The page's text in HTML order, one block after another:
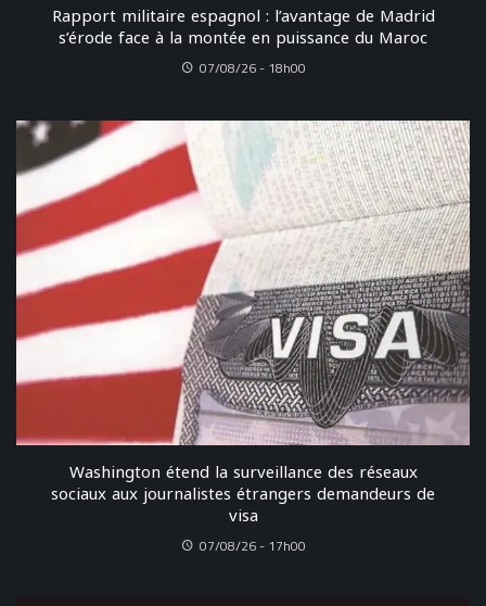
Rapport militaire espagnol : l’avantage de Madrid
s’érode face à la montée en puissance du Maroc
07/08/26 - 18h00
Washington étend la surveillance des réseaux
sociaux aux journalistes étrangers demandeurs de
visa
07/08/26 - 17h00